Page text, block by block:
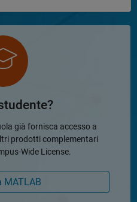
già fornisca accesso a
prodotti complementari
Wide License.
MATLAB